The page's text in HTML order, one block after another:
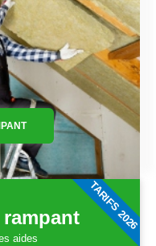
aides
TARIFS 2026